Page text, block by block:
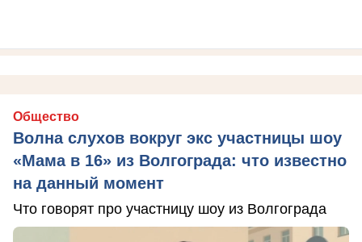
Общество
Волна слухов вокруг экс участницы шоу
«Мама в 16» из Волгограда: что известно
на данный момент
Что говорят про участницу шоу из Волгограда